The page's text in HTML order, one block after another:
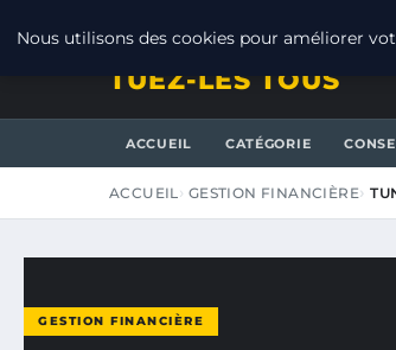
TUEZ-LES TOUS
ACCUEIL CATÉGORIE
ACCUEIL GESTION FINANCIÈRE
GESTION FINANCIÈRE
Nous utilisons des cookies pour améliorer